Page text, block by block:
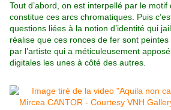
Tout d’abord, on est interpellé par le
constitue ces arcs chromatiques. Puis
questions liées à la notion d’identité qui
réalise que ces ronces de fer sont
par l’artiste qui a méticuleusement
digitales les unes à côté des autres.